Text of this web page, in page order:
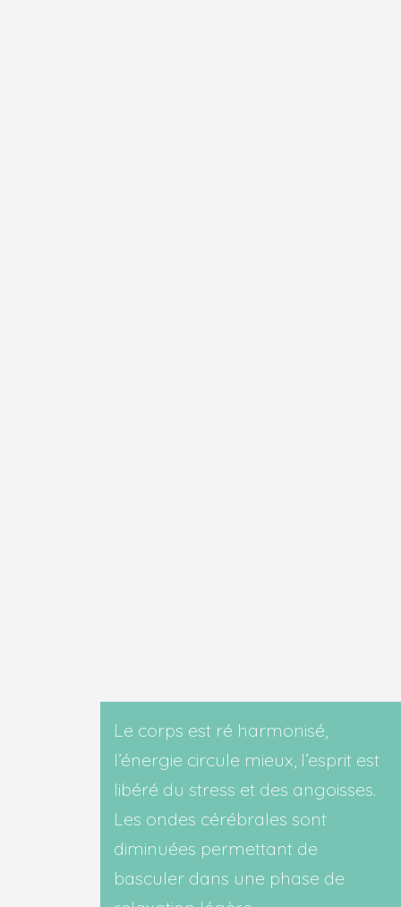
Le corps est ré harmonisé,
l’énergie circule mieux, l’esprit est
libéré du stress et des angoisses.
Les ondes cérébrales sont
diminuées permettant de
basculer dans une phase de